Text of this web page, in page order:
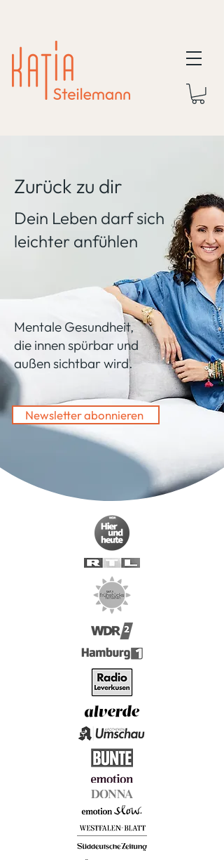
Zurück zu dir
Dein Leben darf sich
leichter anfühlen
Mentale Gesundheit,
die innen spürbar und
außen sichtbar wird.
Newsletter abonnieren